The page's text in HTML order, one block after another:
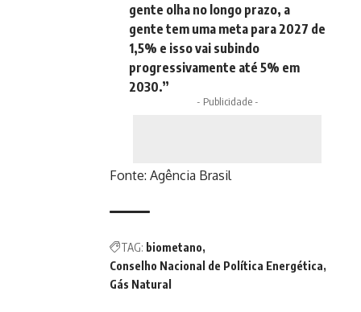
gente olha no longo prazo, a
gente tem uma meta para 2027 de
1,5% e isso vai subindo
progressivamente até 5% em
2030.”
- Publicidade -
Fonte: Agência Brasil
TAG: biometano
Conselho Nacional de Política Energética
Gás Natural